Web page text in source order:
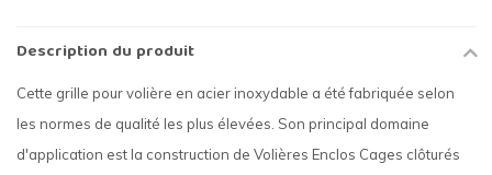
Description du produit
Cette grille pour volière en acier inoxydable a été fabriquée selon
les normes de qualité les plus élevées. Son principal domaine
d'application est la construction de Volières Enclos Cages clôturés